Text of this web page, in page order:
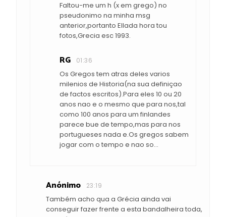
Faltou-me um h (x em grego) no
pseudonimo na minha msg
anterior,portanto Ellada hora tou
fotos,Grecia esc 1993.
RG 01:36
Os Gregos tem atras deles varios
milenios de Historia(na sua definiçao
de factos escritos).Para eles 10 ou 20
anos nao e o mesmo que para nos,tal
como 100 anos para um finlandes
parece bue de tempo,mas para nos
portugueses nada e.Os gregos sabem
jogar com o tempo e nao so...
Anónimo 23:19
Também acho qua a Grécia ainda vai
conseguir fazer frente a esta bandalheira toda,